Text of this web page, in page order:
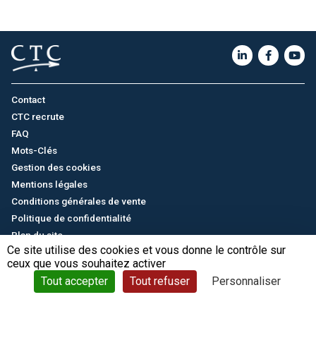
Ce site utilise des cookies et vous donne le contrôle sur
ceux que vous souhaitez activer
Tout accepter
Tout refuser Personnaliser
Contact
CTC recrute
FAQ
Mots-Clés
Gestion des cookies
Mentions légales
Conditions générales de vente
Politique de confidentialité
Plan du site
© CTC - 2026
English/中文